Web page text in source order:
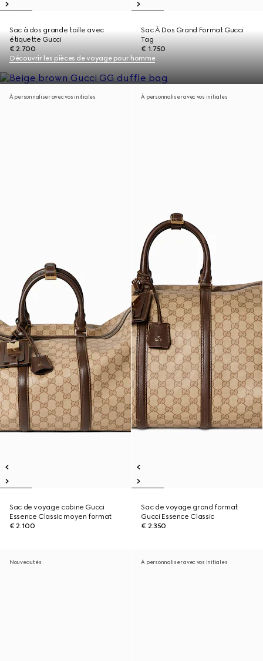
Sac à dos grande taille avec
étiquette Gucci
€ 2.700
Sac À Dos Grand Format Gucci
Tag
€ 1.750
Découvrir les pièces de voyage pour homme
À personnaliser avec vos initiales
Sac de voyage cabine Gucci
Essence Classic moyen format
€ 2.100
À personnaliser avec vos initiales
Sac de voyage grand format
Gucci Essence Classic
€ 2.350
Nouveautés À personnaliser avec vos initiales